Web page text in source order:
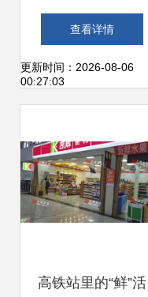
枚五十年代《维新
水果糖》糖纸的收
查看详情
更新时间：2026-08-06
00:27:03
高铁站里的“鲜”活